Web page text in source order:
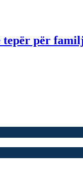
për